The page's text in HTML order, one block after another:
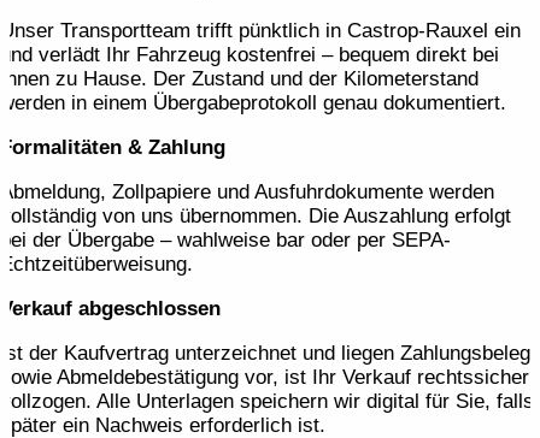
Unser Transportteam trifft pünktlich in Castrop-Rauxel ein
und verlädt Ihr Fahrzeug kostenfrei – bequem direkt bei
Ihnen zu Hause. Der Zustand und der Kilometerstand
werden in einem Übergabeprotokoll genau dokumentiert.
Formalitäten & Zahlung
Abmeldung, Zollpapiere und Ausfuhrdokumente werden
vollständig von uns übernommen. Die Auszahlung erfolgt
bei der Übergabe – wahlweise bar oder per SEPA-
Echtzeitüberweisung.
Verkauf abgeschlossen
Ist der Kaufvertrag unterzeichnet und liegen Zahlungsbeleg
sowie Abmeldebestätigung vor, ist Ihr Verkauf rechtssicher
vollzogen. Alle Unterlagen speichern wir digital für Sie, falls
später ein Nachweis erforderlich ist.